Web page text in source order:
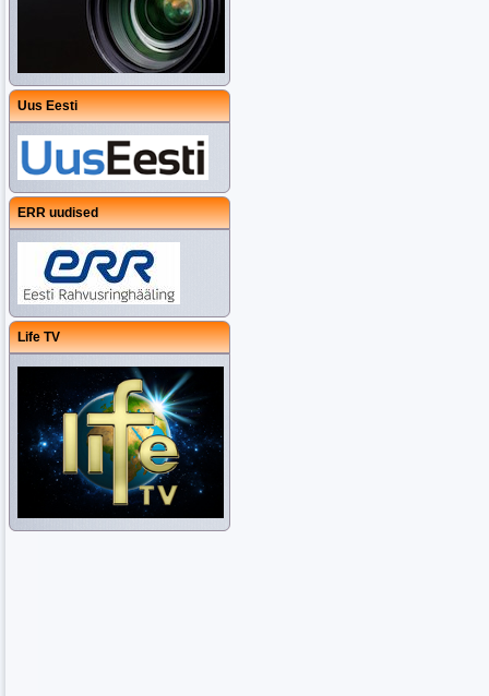
Uus Eesti
ERR uudised
Life TV